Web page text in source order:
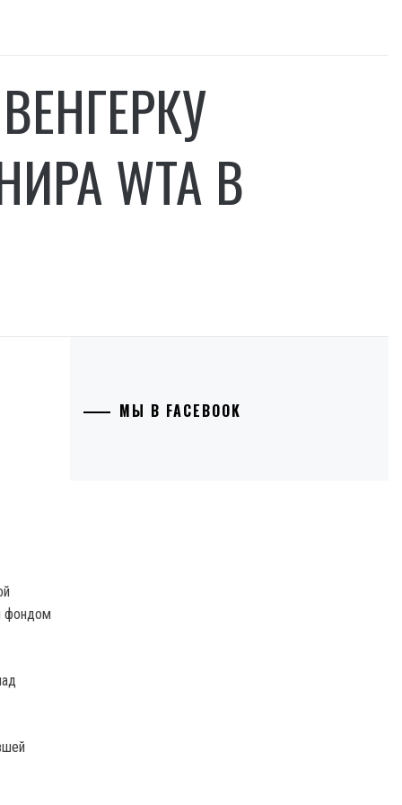
WTA В
фондом
МЫ В FACEBOOK